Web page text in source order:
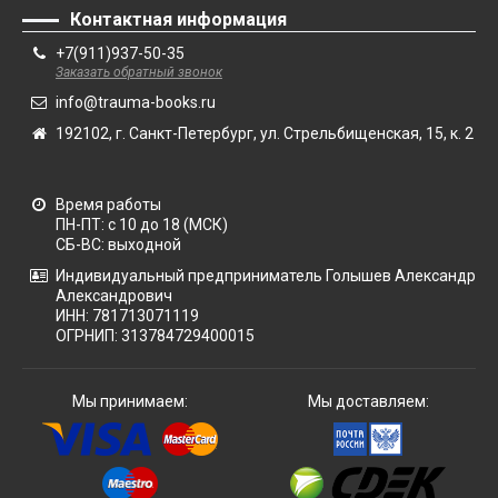
Специальная литература рассматривает вопросы борьбы с
последствиями ЧМТ: деформацией костей черепа,
посттравматичными дефектами, гидроцефалии. Книга
поможет в работе челюстно-лицевым и нейрохирургам,
реаниматологам, анестезиологам и другим докторам смежных
специальностей.
Контактная информация
+7(911)937-50-35
Заказать обратный звонок
info@trauma-books.ru
192102, г. Санкт-Петербург, ул. Стрельбищенская, 15, к. 2
Время работы
ПН-ПТ: с 10 до 18 (МСК)
СБ-ВС: выходной
Индивидуальный предприниматель Голышев Александр
Александрович
ИНН: 781713071119
ОГРНИП: 313784729400015
Мы принимаем: Мы доставляем: